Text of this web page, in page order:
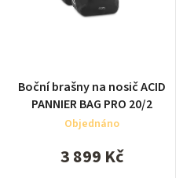
Boční brašny na nosič ACID
PANNIER BAG PRO 20/2
Objednáno
3 899 Kč